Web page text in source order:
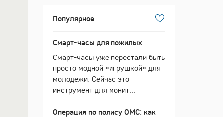
Популярное
Смарт-часы для пожилых
Смарт-часы уже перестали быть
просто модной «игрушкой» для
молодежи. Сейчас это
инструмент для монит...
Операция по полису ОМС: как